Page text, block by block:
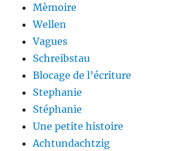
Mèmoire
Wellen
Vagues
Schreibstau
Blocage de l’écriture
Stephanie
Stéphanie
Une petite histoire
Achtundachtzig